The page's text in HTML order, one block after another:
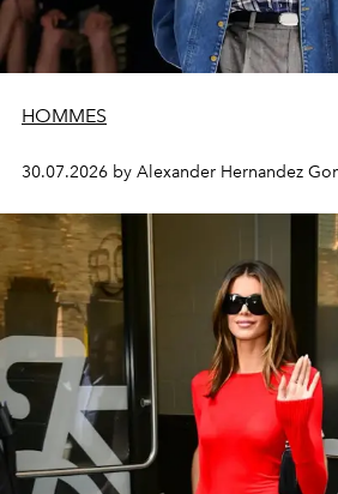
HOMMES
30.07.2026 by Alexander Hernandez